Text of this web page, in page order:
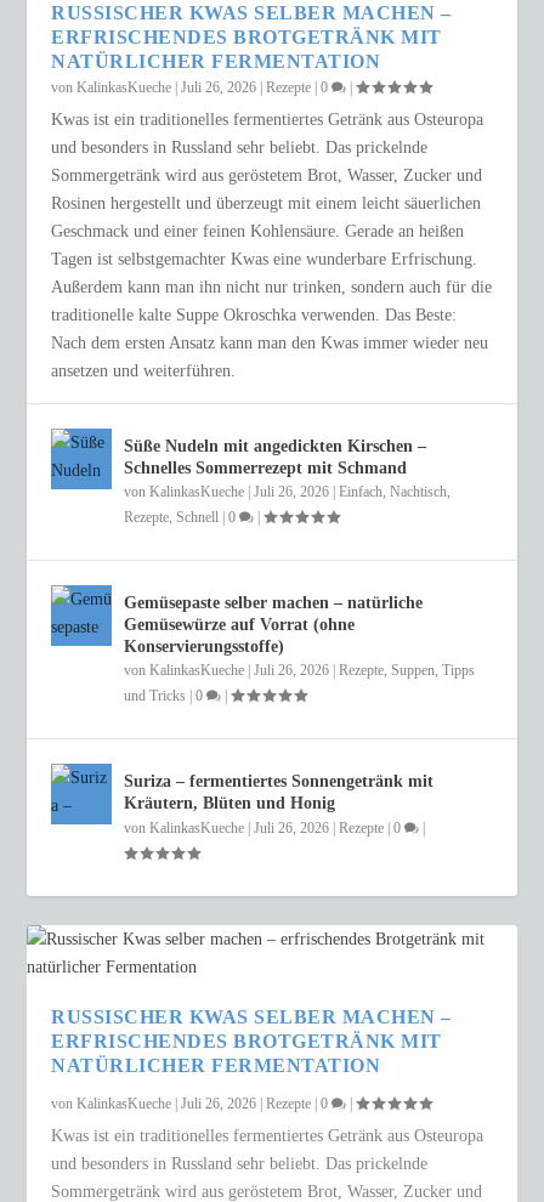
RUSSISCHER KWAS SELBER MACHEN –
ERFRISCHENDES BROTGETRÄNK MIT
NATÜRLICHER FERMENTATION
vonKalinkasKueche |Juli 26, 2026 |Rezepte |0 |
Kwas ist ein traditionelles fermentiertes Getränk aus Osteuropa
und besonders in Russland sehr beliebt. Das prickelnde
Sommergetränk wird aus geröstetem Brot, Wasser, Zucker und
Rosinen hergestellt und überzeugt mit einem leicht säuerlichen
Geschmack und einer feinen Kohlensäure. Gerade an heißen
Tagen ist selbstgemachter Kwas eine wunderbare Erfrischung.
Außerdem kann man ihn nicht nur trinken, sondern auch für die
traditionelle kalte Suppe Okroschka verwenden. Das Beste:
Nach dem ersten Ansatz kann man den Kwas immer wieder neu
ansetzen und weiterführen.
Süße Nudeln mit angedickten Kirschen –
Schnelles Sommerrezept mit Schmand
vonKalinkasKueche |Juli 26, 2026 |Einfach,Nachtisch,
Rezepte,Schnell |0 |
Gemüsepaste selber machen – natürliche
Gemüsewürze auf Vorrat (ohne
Konservierungsstoffe)
vonKalinkasKueche |Juli 26, 2026 |Rezepte,Suppen,Tipps
und Tricks
|0 |
Suriza – fermentiertes Sonnengetränk mit
Kräutern, Blüten und Honig
vonKalinkasKueche |Juli 26, 2026 |Rezepte |0
RUSSISCHER KWAS SELBER MACHEN –
ERFRISCHENDES BROTGETRÄNK MIT
NATÜRLICHER FERMENTATION
vonKalinkasKueche |Juli 26, 2026 |Rezepte |0 |
Kwas ist ein traditionelles fermentiertes Getränk aus Osteuropa
und besonders in Russland sehr beliebt. Das prickelnde
Sommergetränk wird aus geröstetem Brot, Wasser, Zucker und